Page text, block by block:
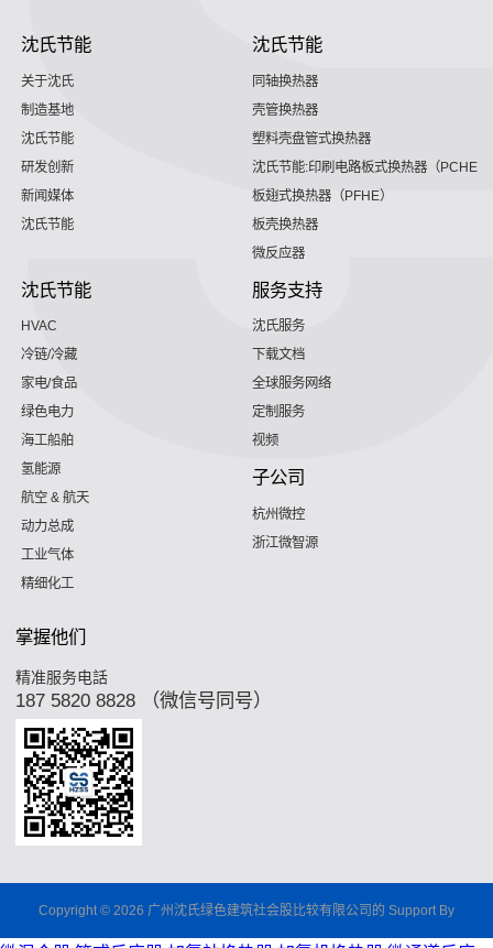
沈氏节能
关于沈氏
制造基地
沈氏节能
研发创新
新闻媒体
沈氏节能
沈氏节能
同轴换热器
壳管换热器
塑料壳盘管式换热器
沈氏节能:印刷电路板式换热器（PCHE）
板翅式换热器（PFHE）
板壳换热器
微反应器
沈氏节能
HVAC
冷链/冷藏
家电/食品
绿色电力
海工船舶
氢能源
航空 & 航天
动力总成
工业气体
精细化工
服务支持
沈氏服务
下载文档
全球服务网络
定制服务
视频
子公司
杭州微控
浙江微智源
掌握他们
精准服务电話
187 5820 8828 （微信号同号）
Copyright © 2026 广州沈氏绿色建筑社会股比较有限公司的 Support By